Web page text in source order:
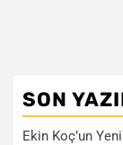
SON
Ekin Koç’un